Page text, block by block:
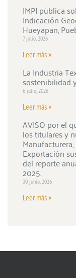
IMPI pública
Indicación
Hueyapan,
7 julio, 2026
Leer más »
La Industria
sostenibilidad
6 julio, 2026
Leer más »
AVISO por el
los titulares y
Exportación
del reporte
2025.
30 junio, 2026
Leer más »